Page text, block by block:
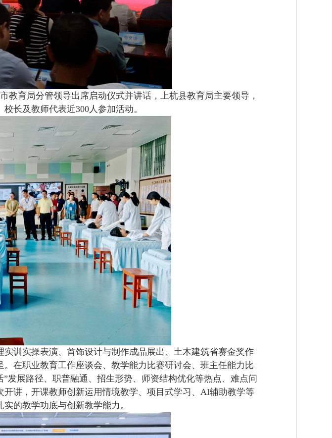
育局分管领导出席启动仪式并讲话，上杭县教育局主要领导，
长及教师代表近300人参加活动。
实操表演、首饰设计与制作成品展出、土木建筑省赛金奖作
在职业教育工作座谈会、教学能力比赛研讨会、班主任能力比
发展路径、职普融通、招生形势、师资结构优化等热点、难点问
讲，开课教师创新运用情境教学、项目式学习、AI辅助教学等
的教学功底与创新教学能力。